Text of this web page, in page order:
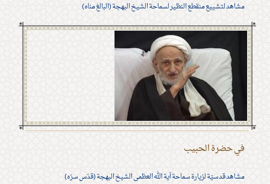
مشاهد لتشييع منقطع النظير لسماحة الشيخ البهجة (البالغ مناه)
في حضرة الحبيب
مشاهد قدسيّة لزيارة سماحة آية الله العظمى الشيخ البهجة (قدّس سرّه)